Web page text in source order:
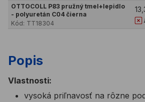
OTTOCOLL P83 pružný tmel+lepidlo
- polyuretán C04 čierna
Kód: TT18304
Popis
Vlastnosti:
vysoká priľnavosť na rôzne